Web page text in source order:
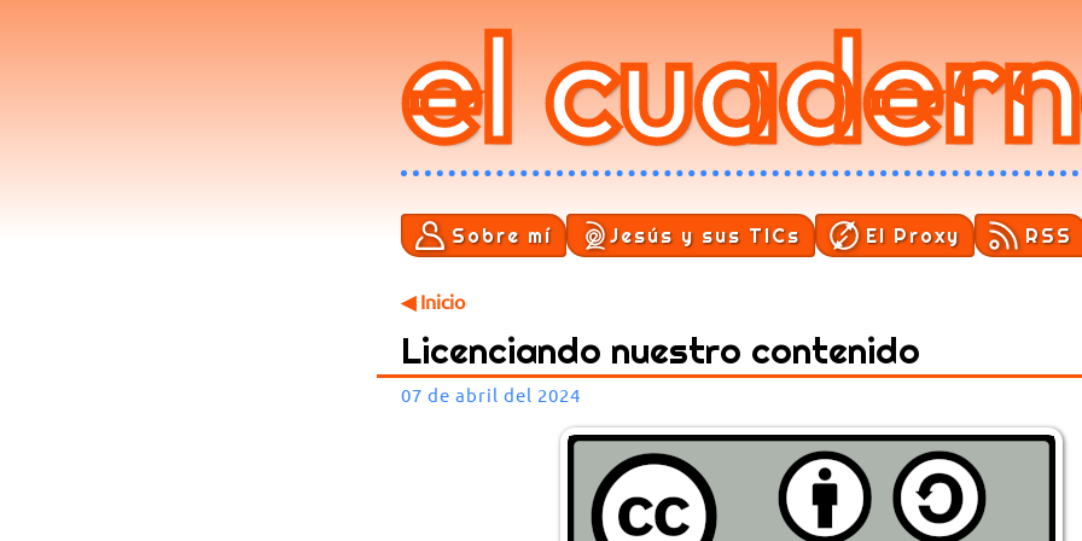
el
Sobre mí Jesús y sus TICs El Proxy RSS
◀ Inicio
Licenciando nuestro contenido
07 de abril del 2024